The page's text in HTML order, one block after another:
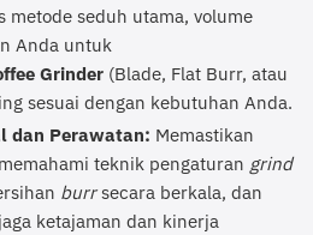
metode seduh utama, volume
Anda untuk
Grinder(Blade, Flat Burr, atau
sesuai dengan kebutuhan Anda.
dan Perawatan: Memastikan
teknik pengaturan grind
burrsecara berkala, dan
ketajaman dan kinerja